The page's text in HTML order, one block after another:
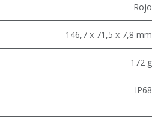
Rojo
146,7 x 71,5 x 7,8 mm
172 g
IP68